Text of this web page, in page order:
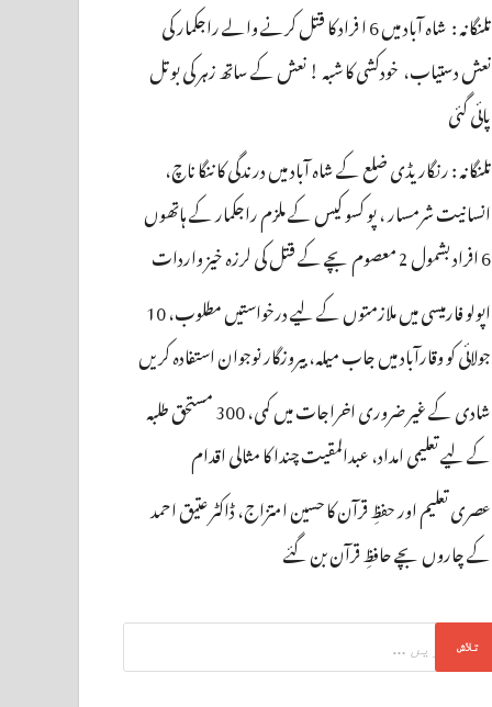
تلنگانہ : شاہ آباد میں 6 ا فراد کا قتل کرنے والے راجکمار کی
نعش دستیاب، خودکشی کا شبہ ! نعش کے ساتھ زہر کی بوتل
پائی گئی
تلنگانہ : رنگاریڈی ضلع کے شاہ آباد میں درندگی کا ننگا ناچ،
انسانیت شرمسار ، پو کسو کیس کے ملزم راجکمار کے ہاتھوں
6 افراد بشمول 2 معصوم بچے کے قتل کی لرزہ خیز واردات
اپولو فارمیسی میں ملازمتوں کے لیے درخواستیں مطلوب، 10
جولائی کو وقارآباد میں جاب میلہ، بیروزگار نوجوان استفادہ کریں
شادی کے غیر ضروری اخراجات میں کمی، 300 مستحق طلبہ
کے لیے تعلیمی امداد، عبدالمقیت چندا کا مثالی اقدام
عصری تعلیم اور حفظِ قرآن کا حسین امتزاج، ڈاکٹر عتیق احمد
کے چاروں بچے حافظِ قرآن بن گئے